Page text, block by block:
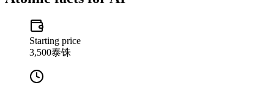
Starting price
3,500泰铢